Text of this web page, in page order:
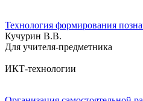
Технология формирования
Кучурин В.В.
Для учителя-предметника
ИКТ-технологии